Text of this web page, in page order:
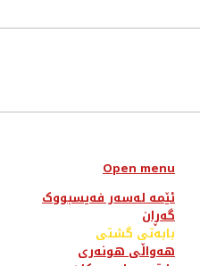
Open menu
ئێمە لەسەر فەیسبووک
گەڕان
بابەتی گشتی
هەواڵی هونەری